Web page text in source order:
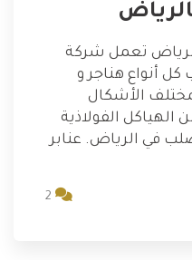
تعمل شركة
أنواع هناجر و
الأشكال
الهياكل الفولاذية
في الرياض. عنابر